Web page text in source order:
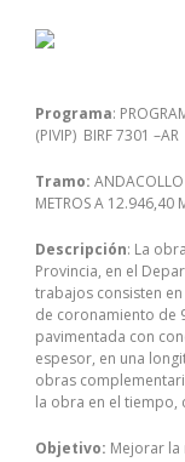
Programa:
(PIVIP) BIRF 7301 –AR
Tramo: ANDACOLLO
METROS A 12.946,40
Descripción: La
Provincia, en el
trabajos consisten
de coronamiento de
pavimentada con
espesor, en una
obras
la obra en el tiempo,
Objetivo: Mejorar